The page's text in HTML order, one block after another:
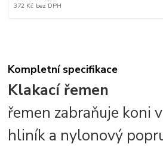
372 Kč bez DPH
Kompletní specifikace
Klakací řemen
řemen zabraňuje koni
hliník a nylonový